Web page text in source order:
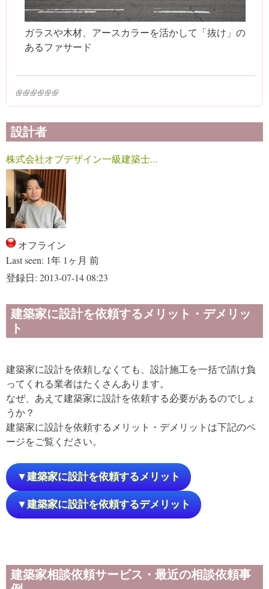
ガラスや木材、アースカラーを活かして「抜け」の
あるファサード
(link is external)
(link is external)
(link is external)
(link is external)
(link is external)
(link is external)
設計者
株式会社オブデザイン一級建築士...
オフライン
Last seen: 1年 1ヶ月 前
登録日: 2013-07-14 08:23
建築家に設計を依頼するメリット・デメリッ
ト
建築家に設計を依頼しなくても、設計施工を一括で請け負
ってくれる業者はたくさんあります。
なぜ、あえて建築家に設計を依頼する必要があるのでしょ
うか？
建築家に設計を依頼するメリット・デメリットは下記のペ
ージをご覧ください。
▼建築家に設計を依頼するメリット
▼建築家に設計を依頼するデメリット
建築家相談依頼サービス・最近の相談依頼事